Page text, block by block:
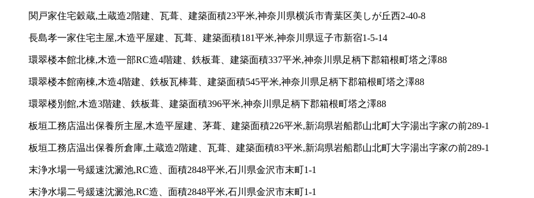
関戸家住宅穀蔵,土蔵造2階建、瓦葺、建築面積23平米,神奈川県横浜市青葉区美しが丘西2-40-8
長島孝一家住宅主屋,木造平屋建、瓦葺、建築面積181平米,神奈川県逗子市新宿1-5-14
環翠楼本館北棟,木造一部RC造4階建、鉄板葺、建築面積337平米,神奈川県足柄下郡箱根町塔之澤88
環翠楼本館南棟,木造4階建、鉄板瓦棒葺、建築面積545平米,神奈川県足柄下郡箱根町塔之澤88
環翠楼別館,木造3階建、鉄板葺、建築面積396平米,神奈川県足柄下郡箱根町塔之澤88
板垣工務店温出保養所主屋,木造平屋建、茅葺、建築面積226平米,新潟県岩船郡山北町大字湯出字家の前289-1
板垣工務店温出保養所倉庫,土蔵造2階建、瓦葺、建築面積83平米,新潟県岩船郡山北町大字湯出字家の前289-1
末浄水場一号緩速沈澱池,RC造、面積2848平米,石川県金沢市末町1-1
末浄水場二号緩速沈澱池,RC造、面積2848平米,石川県金沢市末町1-1